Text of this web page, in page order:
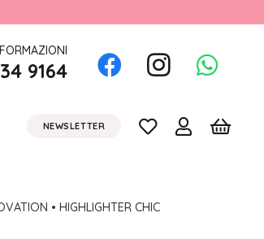
9164
NEWSLETTER
• HIGHLIGHTER CHIC